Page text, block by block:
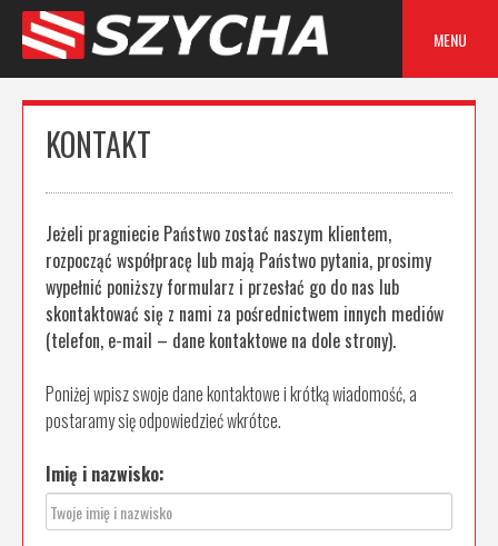
Skip
content
MENU
KONTAKT
Jeżeli pragniecie Państwo zostać naszym klientem,
rozpocząć współpracę lub mają Państwo pytania, prosimy
wypełnić poniższy formularz i przesłać go do nas lub
skontaktować się z nami za pośrednictwem innych mediów
(telefon, e-mail – dane kontaktowe na dole strony).
Poniżej wpisz swoje dane kontaktowe i krótką wiadomość, a
postaramy się odpowiedzieć wkrótce.
Imię i nazwisko: